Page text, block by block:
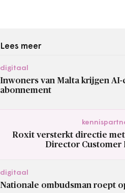
Lees meer
digitaal
Inwoners van Malta krijgen AI-
abonnement
Roxit versterkt directie
Director Customer
digitaal
Nationale ombudsman roept